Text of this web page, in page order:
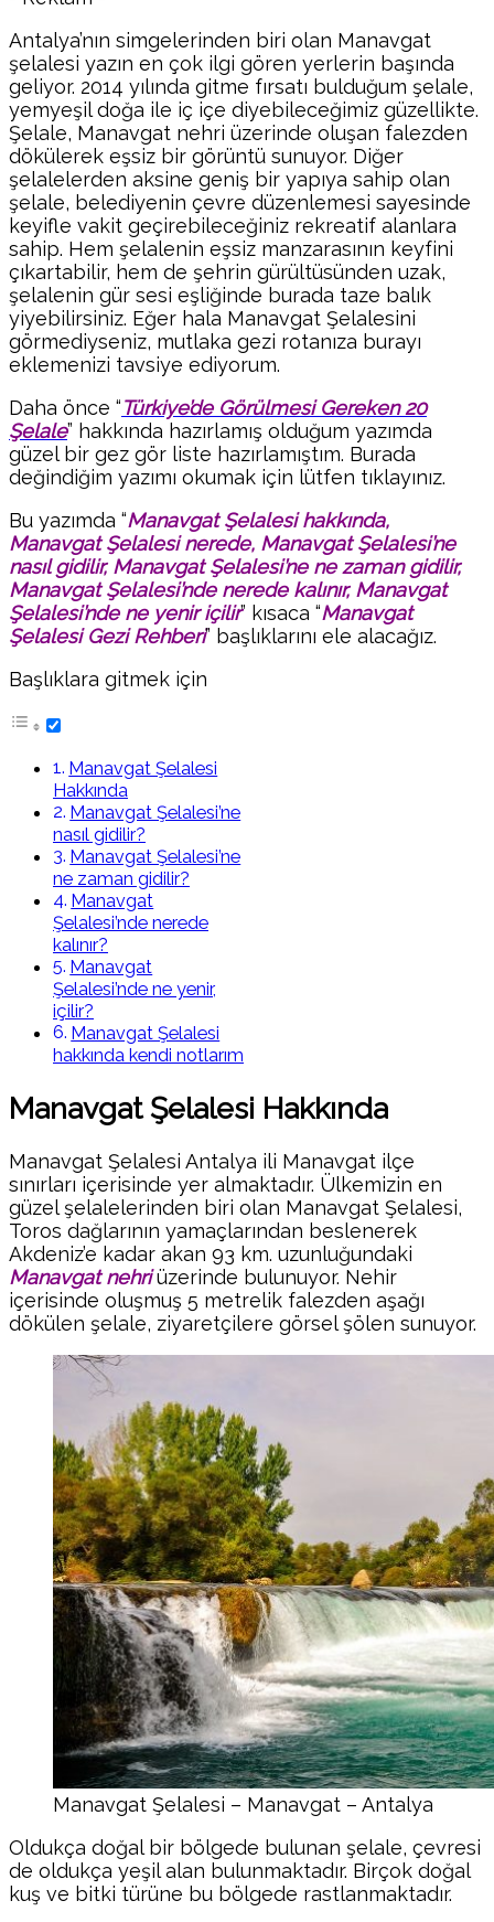
Antalya’nın simgelerinden biri olan Manavgat
şelalesi yazın en çok ilgi gören yerlerin başında
geliyor. 2014 yılında gitme fırsatı bulduğum şelale,
yemyeşil doğa ile iç içe diyebileceğimiz güzellikte.
Şelale, Manavgat nehri üzerinde oluşan falezden
dökülerek eşsiz bir görüntü sunuyor. Diğer
şelalelerden aksine geniş bir yapıya sahip olan
şelale, belediyenin çevre düzenlemesi sayesinde
keyifle vakit geçirebileceğiniz rekreatif alanlara
sahip. Hem şelalenin eşsiz manzarasının keyfini
çıkartabilir, hem de şehrin gürültüsünden uzak,
şelalenin gür sesi eşliğinde burada taze balık
yiyebilirsiniz. Eğer hala Manavgat Şelalesini
görmediyseniz, mutlaka gezi rotanıza burayı
eklemenizi tavsiye ediyorum.
Daha önce “Türkiye’de Görülmesi Gereken 20
Şelale” hakkında hazırlamış olduğum yazımda
güzel bir gez gör liste hazırlamıştım. Burada
değindiğim yazımı okumak için lütfen tıklayınız.
Bu yazımda “Manavgat Şelalesi hakkında,
Manavgat Şelalesi nerede, Manavgat Şelalesi’ne
nasıl gidilir, Manavgat Şelalesi’ne ne zaman gidilir,
Manavgat Şelalesi’nde nerede kalınır, Manavgat
Şelalesi’nde ne yenir içilir” kısaca “Manavgat
ŞelalesiGezi Rehberi” başlıklarını ele alacağız.
Başlıklara gitmek için
Manavgat Şelalesi
Hakkında
Manavgat Şelalesi’ne
nasıl gidilir?
Manavgat Şelalesi’ne
ne zaman gidilir?
Manavgat
Şelalesi’nde nerede
kalınır?
Manavgat
Şelalesi’nde ne yenir,
içilir?
Manavgat Şelalesi
hakkında kendi notlarım
Manavgat Şelalesi Hakkında
Manavgat Şelalesi Antalya ili Manavgat ilçe
sınırları içerisinde yer almaktadır. Ülkemizin en
güzel şelalelerinden biri olan Manavgat Şelalesi,
Toros dağlarının yamaçlarından beslenerek
Akdeniz’e kadar akan 93 km. uzunluğundaki
Manavgat nehriüzerinde bulunuyor. Nehir
içerisinde oluşmuş 5 metrelik falezden aşağı
dökülen şelale, ziyaretçilere görsel şölen sunuyor.
Manavgat Şelalesi – Manavgat – Antalya
Oldukça doğal bir bölgede bulunan şelale, çevresi
de oldukça yeşil alan bulunmaktadır. Birçok doğal
kuş ve bitki türüne bu bölgede rastlanmaktadır.